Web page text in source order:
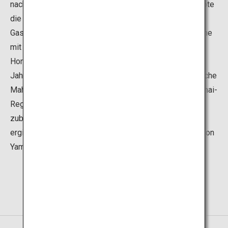
nach einer Legende benannt, der zufolge eine Schildkröte
die heiße Quelle entdeckte. Es ist ein repräsentatives
Gasthaus mit Thermalquelle von Yunohama, das moderne
mit traditionellen Aspekten vereint. Der Blick auf den
Horizont des Japanischen Meeres bietet zu jeder
Jahreszeit eine herrliche Aussicht. Genießen Sie köstliche
Mahlzeiten, die mit der Fülle an Produkten aus der Shonai-
Region und frischem Fang aus dem Japanischen Meer
zubereitet werden, und erfreuen Sie sich an den
ergiebigen, natürlichen Segnungen der Shonai-Region von
Yamagata.